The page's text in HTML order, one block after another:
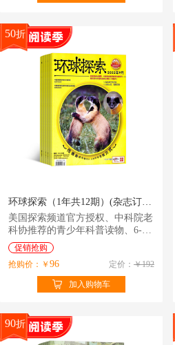
50折
环球探索（1年共12期）(杂志订阅)
美国探索频道官方授权、中科院老
科协推荐的青少年科普读物、6-14
岁孩子的科普学习杂志
促销抢购
抢购价：￥ 96 定价： ￥192
加入购物车
90折